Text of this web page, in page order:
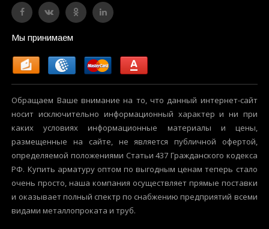
Мы принимаем
Обращаем Ваше внимание на то, что данный интернет-сайт
носит исключительно информационный характер и ни при
каких условиях информационные материалы и цены,
размещенные на сайте, не является публичной офертой,
определяемой положениями Статьи 437 Гражданского кодекса
РФ. Купить арматуру оптом по выгодным ценам теперь стало
очень просто, наша компания осуществляет прямые поставки
и оказывает полный спектр по снабжению предприятий всеми
видами металлопроката и труб.